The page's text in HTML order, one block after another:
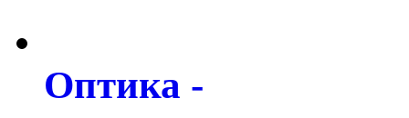
Оптика -